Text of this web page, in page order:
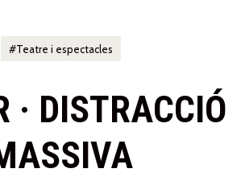
Teatre i espectacles
· DISTRACCIÓ